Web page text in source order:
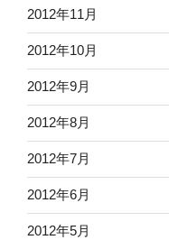
2012年11月
2012年10月
2012年9月
2012年8月
2012年7月
2012年6月
2012年5月